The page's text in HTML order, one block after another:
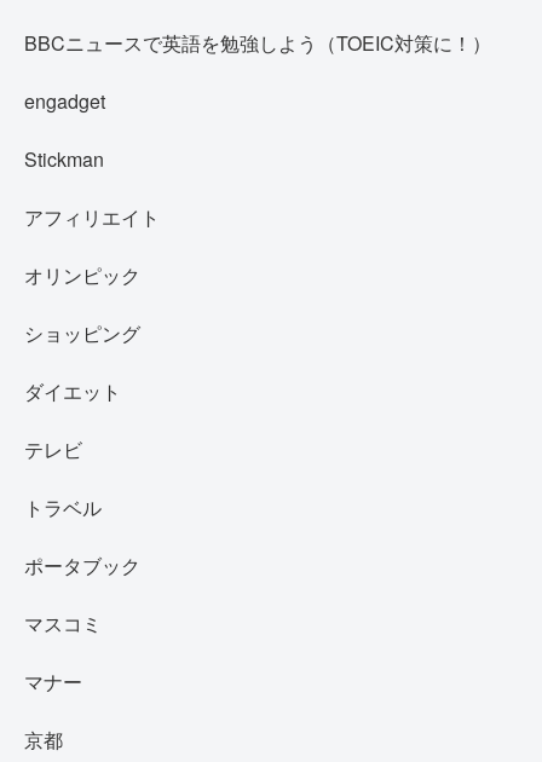
BBCニュースで英語を勉強しよう（TOEIC対策に！）
engadget
Stickman
アフィリエイト
オリンピック
ショッピング
ダイエット
テレビ
トラベル
ポータブック
マスコミ
マナー
京都